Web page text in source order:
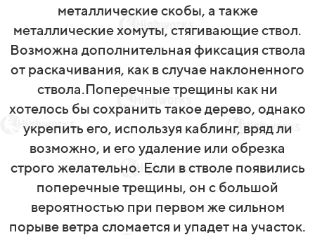
металлические скобы, а также
металлические хомуты, стягивающие ствол.
Возможна дополнительная фиксация ствола
от раскачивания, как в случае наклоненного
ствола.Поперечные трещины как ни
хотелось бы сохранить такое дерево, однако
укрепить его, используя каблинг, вряд ли
возможно, и его удаление или обрезка
строго желательно. Если в стволе появились
поперечные трещины, он с большой
вероятностью при первом же сильном
порыве ветра сломается и упадет на участок.